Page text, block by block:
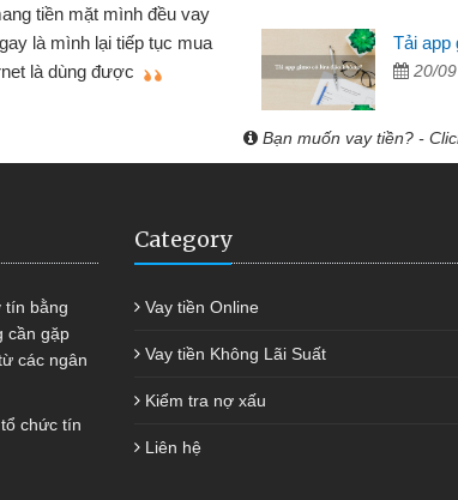
Tôi kinh doanh buôn bán nhỏ lẻ nhiều lúc cần vốn nhập
nhờ biết đến website qua bạn bè giới thiệu tôi đã giải
được công việc của mình nhanh chóng
Tải app
20/
Bạn muốn vay tiền? -
tín bằng
cần gặp
các ngân
chức tín
Category
Vay tiền Online
Vay tiền Không Lãi Suất
Kiểm tra nợ xấu
Liên hệ